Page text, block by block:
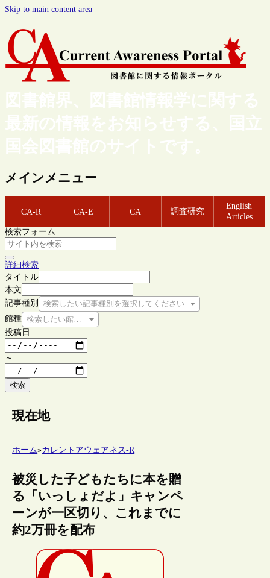
Skip to main content area
図書館界、図書館情報学に関する
最新の情報をお知らせする、国立
国会図書館のサイトです。
メインメニュー
CA-R CA-E CA 調査研究
English
Articles
検索フォーム
詳細検索
タイトル
本文
記事種別
検索したい記事種別を選択してください
館種 検索したい館種を選択してください
投稿日
～
検索
現在地
ホーム»カレントアウェアネス-R
被災した子どもたちに本を贈
る「いっしょだよ」キャンペ
ーンが一区切り、これまでに
約2万冊を配布